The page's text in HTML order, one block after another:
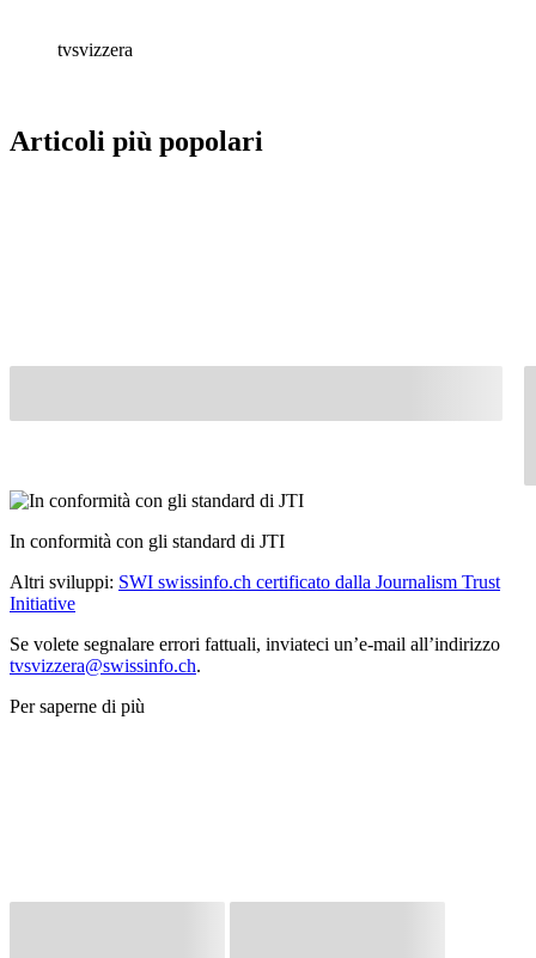
tvsvizzera
Articoli più popolari
In conformità con gli standard di JTI
Altri sviluppi: SWI swissinfo.ch certificato dalla Journalism Trust
Initiative
Se volete segnalare errori fattuali, inviateci un’e-mail all’indirizzo
tvsvizzera@swissinfo.ch.
Per saperne di più